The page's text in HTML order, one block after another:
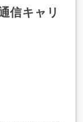
信キャリ